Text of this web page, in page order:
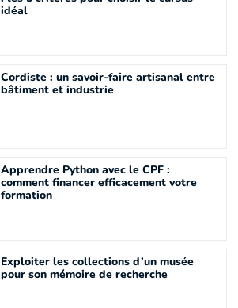
idéal
Cordiste : un savoir-faire artisanal entre
bâtiment et industrie
Apprendre Python avec le CPF :
comment financer efficacement votre
formation
Exploiter les collections d’un musée
pour son mémoire de recherche